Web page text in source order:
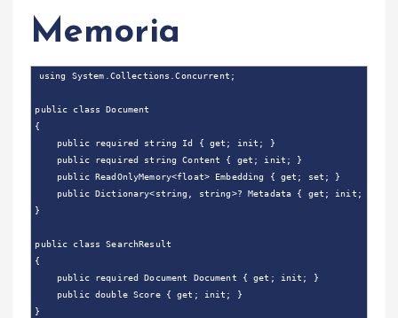
Memoria
using System.Collections.Concurrent;
public class Document
{
    public required string Id { get; init; }
    public required string Content { get; init; }
    public ReadOnlyMemory<float> Embedding { get; set; }
    public Dictionary<string, string>? Metadata { get; init; }
}
public class SearchResult
{
    public required Document Document { get; init; }
    public double Score { get; init; }
}